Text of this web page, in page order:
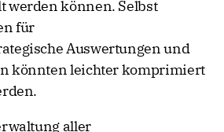
werden können. Selbst
für
Auswertungen und
könnten leichter komprimiert
aller